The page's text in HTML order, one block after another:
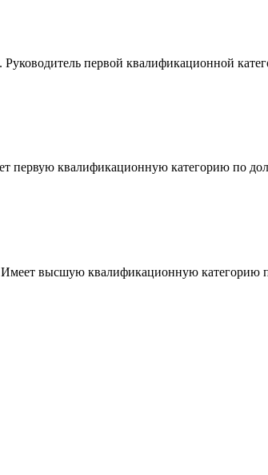
первой квалификационной
квалификационную категорию по
высшую квалификационную категорию